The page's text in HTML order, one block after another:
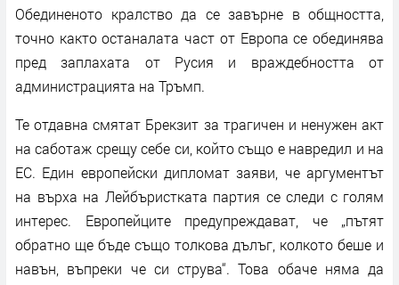
Обединеното кралство да се завърне в общността,
точно както останалата част от Европа се обединява
пред заплахата от Русия и враждебността от
администрацията на Тръмп.
Те отдавна смятат Брекзит за трагичен и ненужен акт
на саботаж срещу себе си, който също е навредил и на
ЕС. Един европейски дипломат заяви, че аргументът
на върха на Лейбъристката партия се следи с голям
интерес. Европейците предупреждават, че „пътят
обратно ще бъде също толкова дълъг, колкото беше и
навън, въпреки че си струва“. Това обаче няма да